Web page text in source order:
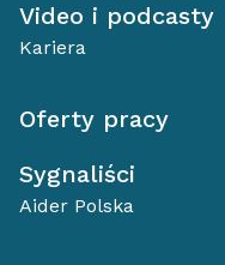
Video i podcasty
Kariera
Oferty pracy
Sygnaliści
Aider Polska